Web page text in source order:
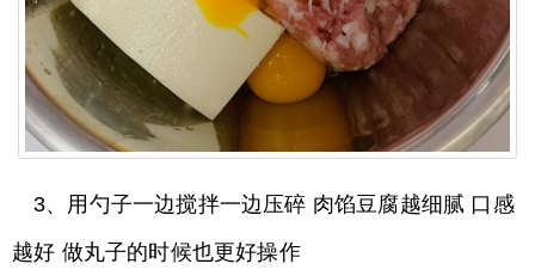
3、用勺子一边搅拌一边压碎 肉馅豆腐越细腻 口感
越好 做丸子的时候也更好操作